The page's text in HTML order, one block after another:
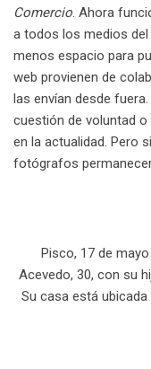
Comercio . Ahora
a todos los medios del
menos espacio para
web provienen de
las envían desde
cuestión de voluntad
en la actualidad. Pero
fotógrafos
Pisco, 17 de
Acevedo, 30, con su
Su casa está ubicada